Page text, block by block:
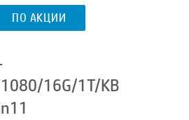
ПО АКЦИИ
16G/1T/KB